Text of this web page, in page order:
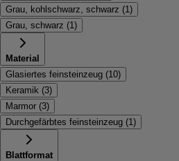
Grau, kohlschwarz, schwarz (1)
Grau, schwarz (1)
Material
Glasiertes feinsteinzeug (10)
Keramik (3)
Marmor (3)
Durchgefärbtes feinsteinzeug (1)
Blattformat